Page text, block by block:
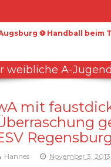
weibliche A-
mit
Regensburg
Hannes November 3, 2013